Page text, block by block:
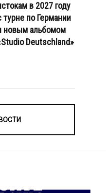
в 2027 году
турне по Германии
новым альбомом
Deutschland»